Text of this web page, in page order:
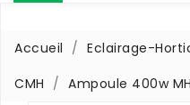
Accueil Eclairage-
CMH
Ampoule 400w MH